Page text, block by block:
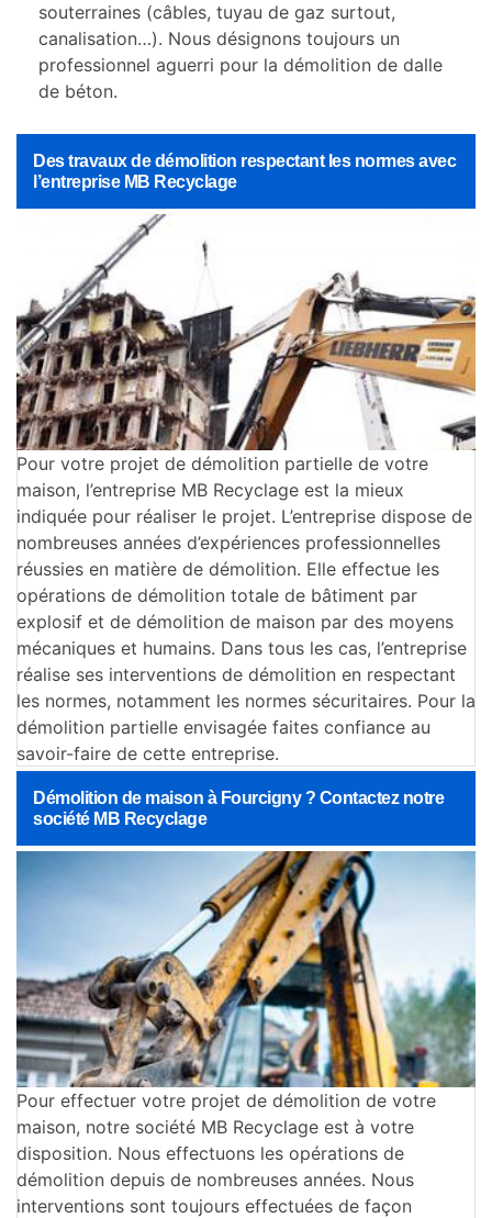
Des travaux de démolition respectant les normes avec
l’entreprise MB Recyclage
Pour votre projet de démolition partielle de votre
maison, l’entreprise MB Recyclage est la mieux
indiquée pour réaliser le projet. L’entreprise dispose de
nombreuses années d’expériences professionnelles
réussies en matière de démolition. Elle effectue les
opérations de démolition totale de bâtiment par
explosif et de démolition de maison par des moyens
mécaniques et humains. Dans tous les cas, l’entreprise
réalise ses interventions de démolition en respectant
les normes, notamment les normes sécuritaires. Pour la
démolition partielle envisagée faites confiance au
savoir-faire de cette entreprise.
Démolition de maison à Fourcigny ? Contactez notre
société MB Recyclage
Pour effectuer votre projet de démolition de votre
maison, notre société MB Recyclage est à votre
disposition. Nous effectuons les opérations de
démolition depuis de nombreuses années. Nous
interventions sont toujours effectuées de façon
souterraines (câbles, tuyau de gaz surtout,
canalisation…). Nous désignons toujours un
professionnel aguerri pour la démolition de dalle
de béton.